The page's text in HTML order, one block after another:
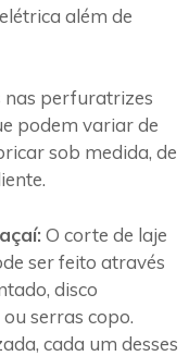
além de
nas perfuratrizes
podem variar de
sob medida, de
O corte de laje
ser feito através
disco
serras copo.
cada um desses